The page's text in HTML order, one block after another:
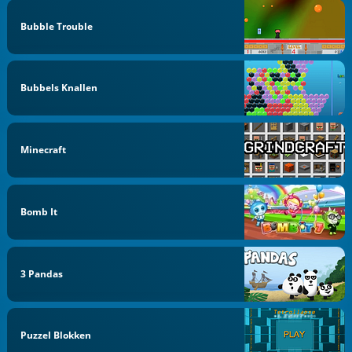
Bubble Trouble
Bubbels Knallen
Minecraft
Bomb It
3 Pandas
Puzzel Blokken